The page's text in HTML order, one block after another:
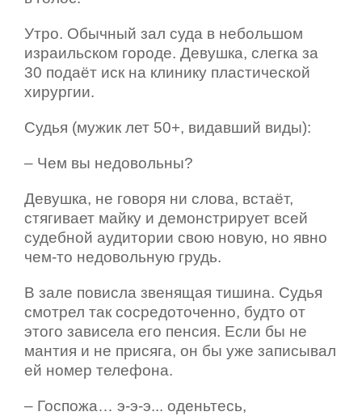
Утро. Обычный зал суда в небольшом
израильском городе. Девушка, слегка за
30 подаёт иск на клинику пластической
хирургии.
Судья (мужик лет 50+, видавший виды):
– Чем вы недовольны?
Девушка, не говоря ни слова, встаёт,
стягивает майку и демонстрирует всей
судебной аудитории свою новую, но явно
чем-то недовольную грудь.
В зале повисла звенящая тишина. Судья
смотрел так сосредоточенно, будто от
этого зависела его пенсия. Если бы не
мантия и не присяга, он бы уже записывал
ей номер телефона.
– Госпожа… э-э-э... оденьтесь,